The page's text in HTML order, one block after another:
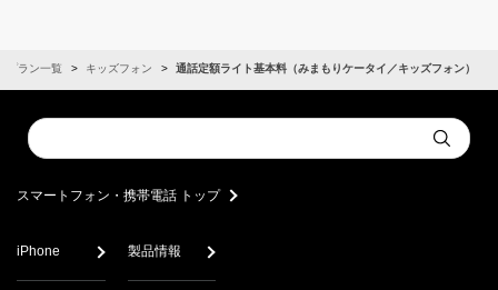
プラン一覧 キッズフォン 通話定額ライト基本料（みまもりケータイ／キッズフォン）
Conduct
a
Submit
スマートフォン・携帯電話 トップ
iPhone 製品情報